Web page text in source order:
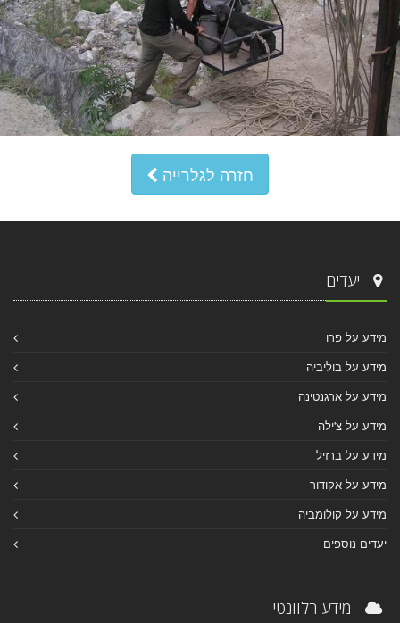
חזרה לגלרייה
יעדים
מידע על פרו
מידע על בוליביה
מידע על ארגנטינה
מידע על צ'ילה
מידע על ברזיל
מידע על אקודור
מידע על קולומביה
יעדים נוספים
מידע רלוונטי